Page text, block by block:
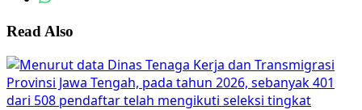
Read Also